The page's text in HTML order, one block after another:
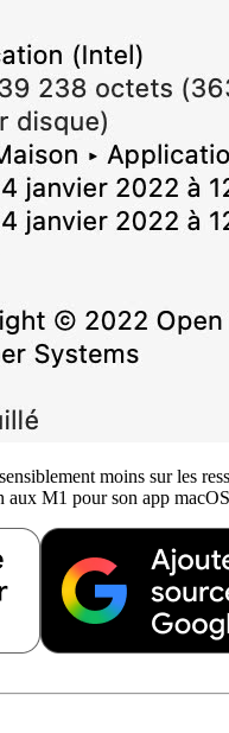
moins sur les
aux M1 pour son app